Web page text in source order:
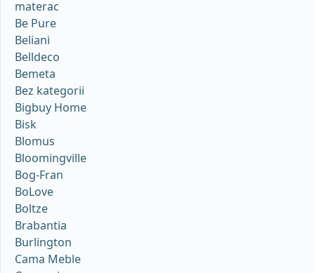
materac
Be Pure
Beliani
Belldeco
Bemeta
Bez kategorii
Bigbuy Home
Bisk
Blomus
Bloomingville
Bog-Fran
BoLove
Boltze
Brabantia
Burlington
Cama Meble